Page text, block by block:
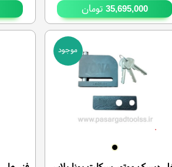
35,695,000تومان
موجود